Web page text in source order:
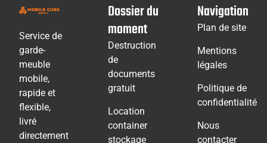
Service de
garde-
meuble
mobile,
rapide et
flexible,
livré
directement
Dossier du
moment
Destruction
de
documents
gratuit
Location
container
stockage
Navigation
Plan de site
Mentions
légales
Politique de
confidentialité
Nous
contacter